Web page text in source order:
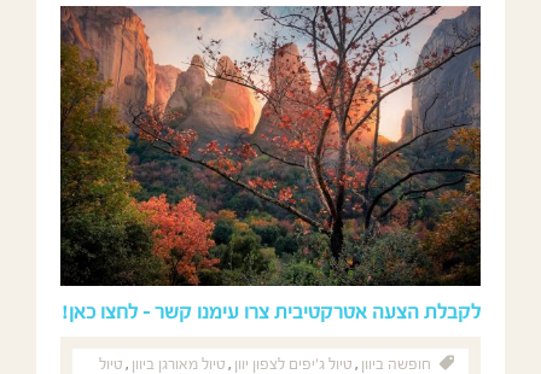
לקבלת הצעה אטרקטיבית צרו עימנו קשר – לחצו כאן!
חופשה ביוון , טיול ג׳יפים לצפון יוון , טיול מאורגן ביוון , טיול